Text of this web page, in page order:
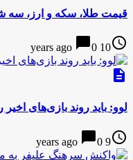
قیمت طلا، سکه و ارز، سه شنبه ۲۲ تیر
access_time
10 years ago
chat_bubble0
description
لوو: باید روند بازی‌های اخیر
access_time
9 years ago
chat_bubble0